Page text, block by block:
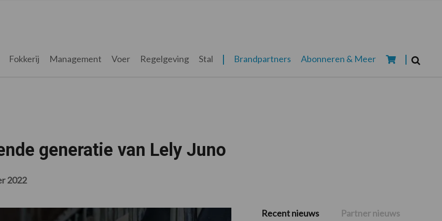
Fokkerij Management Voer Regelgeving Stal Brandpartners Abonneren & Meer
generatie van Lely Juno
2022
Primaire
Recent nieuws Partner nieuws